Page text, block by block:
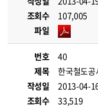
조회수
107,005
파일
번호
40
제목
한국철도공
작성일
2013-04-
조회수
33,519